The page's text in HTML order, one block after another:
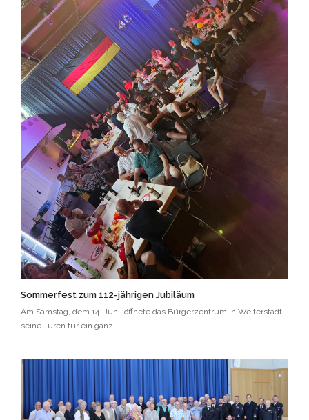
Sommerfest zum 112-jährigen Jubiläum
Am Samstag, dem 14. Juni, öffnete das Bürgerzentrum in Weiterstadt
seine Türen für ein ganz…